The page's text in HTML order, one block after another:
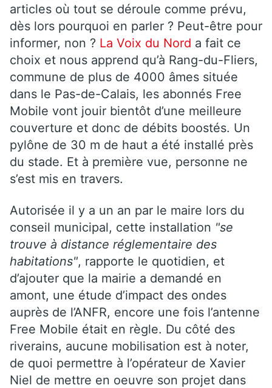
articles où tout se déroule comme prévu,
dès lors pourquoi en parler ? Peut-être pour
informer, non ? La Voix du Nord a fait ce
choix et nous apprend qu’à Rang-du-Fliers,
commune de plus de 4000 âmes située
dans le Pas-de-Calais, les abonnés Free
Mobile vont jouir bientôt d’une meilleure
couverture et donc de débits boostés. Un
pylône de 30 m de haut a été installé près
du stade. Et à première vue, personne ne
s’est mis en travers.
Autorisée il y a un an par le maire lors du
conseil municipal, cette installation "se
trouve à distance réglementaire des
habitations", rapporte le quotidien, et
d’ajouter que la mairie a demandé en
amont, une étude d’impact des ondes
auprès de l’ANFR, encore une fois l’antenne
Free Mobile était en règle. Du côté des
riverains, aucune mobilisation est à noter,
de quoi permettre à l’opérateur de Xavier
Niel de mettre en oeuvre son projet dans